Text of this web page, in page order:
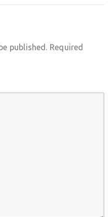
published. Required